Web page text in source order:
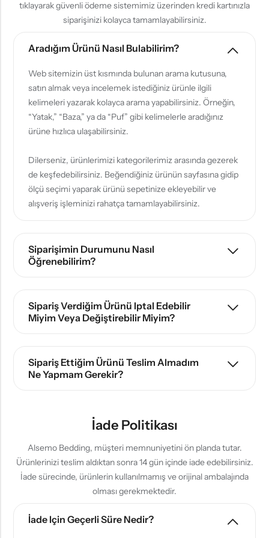
tıklayarak güvenli ödeme sistemimiz üzerinden kredi kartınızla
siparişinizi kolayca tamamlayabilirsiniz.
Aradığım Ürünü Nasıl Bulabilirim?
Web sitemizin üst kısmında bulunan arama kutusuna,
satın almak veya incelemek istediğiniz ürünle ilgili
kelimeleri yazarak kolayca arama yapabilirsiniz. Örneğin,
“Yatak,” “Baza,” ya da “Puf” gibi kelimelerle aradığınız
ürüne hızlıca ulaşabilirsiniz.
Dilerseniz, ürünlerimizi kategorilerimiz arasında gezerek
de keşfedebilirsiniz. Beğendiğiniz ürünün sayfasına gidip
ölçü seçimi yaparak ürünü sepetinize ekleyebilir ve
alışveriş işleminizi rahatça tamamlayabilirsiniz.
Siparişimin Durumunu Nasıl
Öğrenebilirim?
Sipariş Verdiğim Ürünü Iptal Edebilir
Miyim Veya Değiştirebilir Miyim?
Sipariş Ettiğim Ürünü Teslim Almadım
Ne Yapmam Gerekir?
İade Politikası
Alsemo Bedding, müşteri memnuniyetini ön planda tutar.
Ürünlerinizi teslim aldıktan sonra 14 gün içinde iade edebilirsiniz.
İade sürecinde, ürünlerin kullanılmamış ve orijinal ambalajında
olması gerekmektedir.
İade Için Geçerli Süre Nedir?